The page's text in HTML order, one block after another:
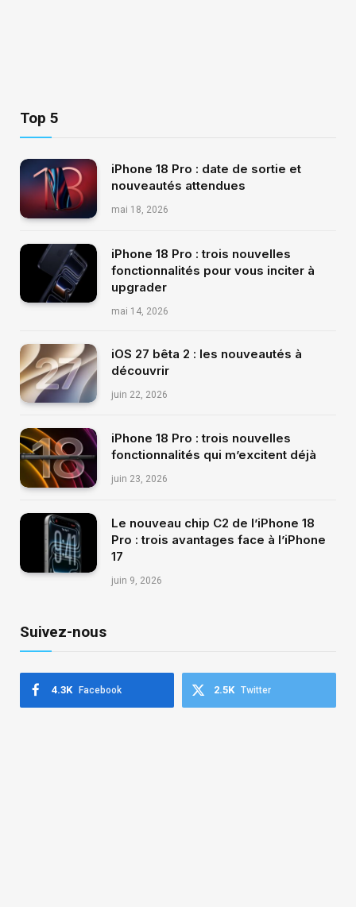
Top 5
iPhone 18 Pro : date de sortie et
nouveautés attendues
mai 18, 2026
iPhone 18 Pro : trois nouvelles
fonctionnalités pour vous inciter à
upgrader
mai 14, 2026
iOS 27 bêta 2 : les nouveautés à
découvrir
juin 22, 2026
iPhone 18 Pro : trois nouvelles
fonctionnalités qui m’excitent déjà
juin 23, 2026
Le nouveau chip C2 de l’iPhone 18
Pro : trois avantages face à l’iPhone
17
juin 9, 2026
Suivez-nous
Facebook
4.3K Twitter
2.5K